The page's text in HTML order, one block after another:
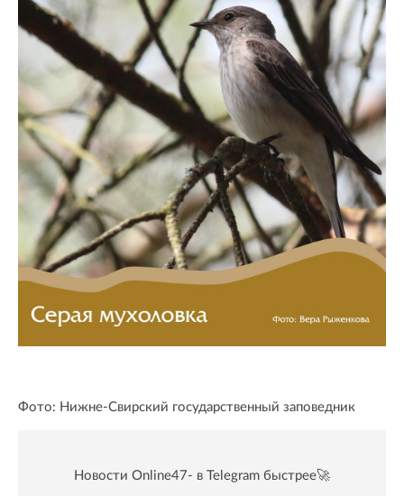
Фото: Нижне-Свирский государственный заповедник
Новости Online47- в Telegram быстрее🚀